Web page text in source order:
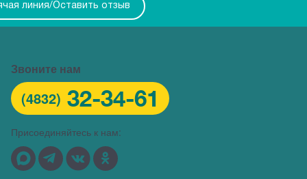
линия/Оставить отзыв
Звоните нам
(4832) 32-34-61
Присоединяйтесь к нам: